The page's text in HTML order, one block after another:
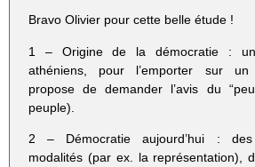
Bravo Olivier pour cette belle étude !
1 – Origine de la démocratie :
athéniens, pour l’emporter sur un
propose de demander l’avis du
peuple).
2 – Démocratie aujourd’hui :
modalités (par ex. la représentation),